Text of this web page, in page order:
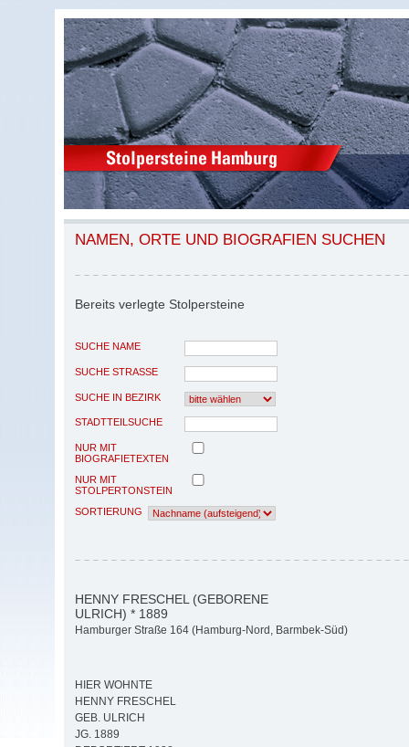
NAMEN, ORTE UND BIOGRAFIEN SUCHEN
Bereits verlegte Stolpersteine
SUCHE NAME
SUCHE STRASSE
SUCHE IN BEZIRK
STADTTEILSUCHE
NUR MIT
BIOGRAFIETEXTEN
NUR MIT
STOLPERTONSTEIN
SORTIERUNG
HENNY FRESCHEL (GEBORENE
ULRICH) * 1889
Hamburger Straße 164 (Hamburg-Nord, Barmbek-Süd)
HIER WOHNTE
HENNY FRESCHEL
GEB. ULRICH
JG. 1889